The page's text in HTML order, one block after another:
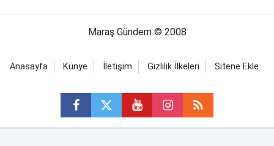
Maraş Gündem © 2008
Anasayfa Künye İletişim Gizlilik İlkeleri Sitene Ekle